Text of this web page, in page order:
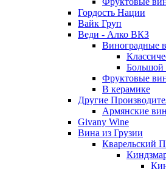
Гордость Нации
Вайк Груп
Веди - Алко ВКЗ
Виноградные
Большой
Фруктовые
В керамике
Другие
Армянские
Givany Wine
Вина из Грузии
Кварельский